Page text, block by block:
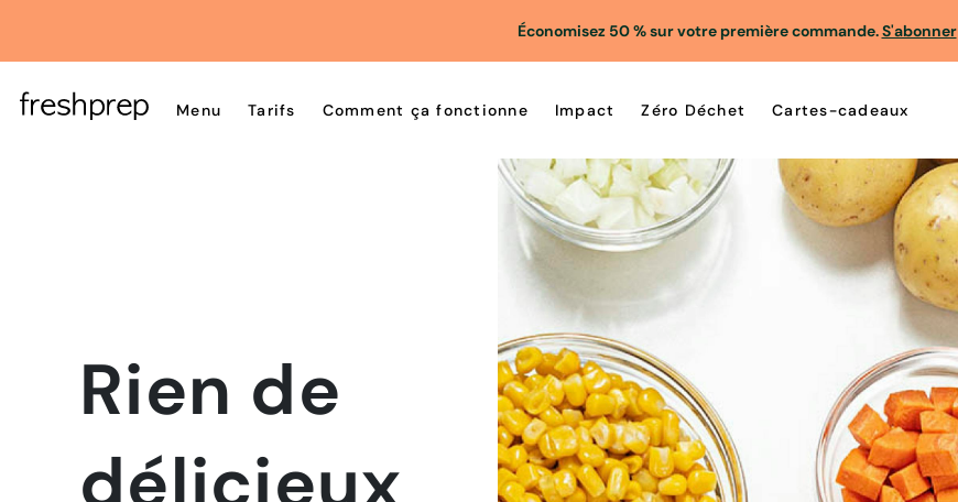
Économisez 50 % sur votre première commande.S'abonner
Menu Tarifs Comment ça fonctionne Impact Zéro Déchet Cartes-cadeaux
Rien de